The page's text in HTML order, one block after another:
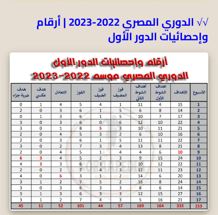
√√ الدوري المصري 2022-2023 | أرقام
وإحصائيات الدور الأول